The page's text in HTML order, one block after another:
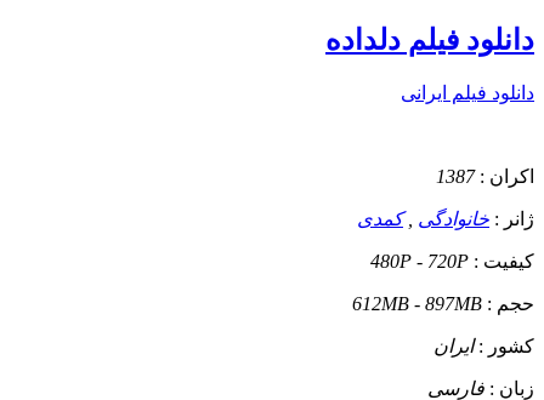
دانلود فیلم دلداده
دانلود فیلم ایرانی
اکران :1387
ژانر : خانوادگی ,کمدی
کیفیت : 480P - 720P
حجم : 612MB - 897MB
کشور :ایران
زبان : فارسی